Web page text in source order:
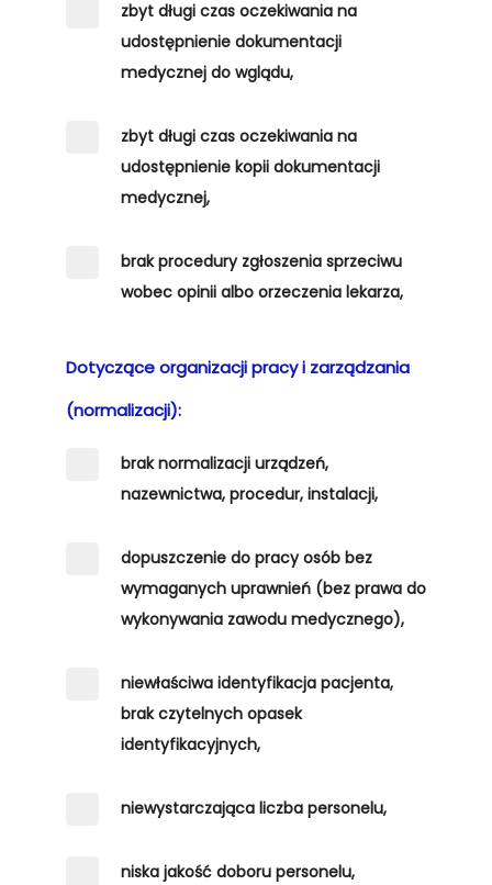
zbyt długi czas oczekiwania na
udostępnienie dokumentacji
medycznej do wglądu,
zbyt długi czas oczekiwania na
udostępnienie kopii dokumentacji
medycznej,
brak procedury zgłoszenia sprzeciwu
wobec opinii albo orzeczenia lekarza,
Dotyczące organizacji pracy i zarządzania
(normalizacji):
brak normalizacji urządzeń,
nazewnictwa, procedur, instalacji,
dopuszczenie do pracy osób bez
wymaganych uprawnień (bez prawa do
wykonywania zawodu medycznego),
niewłaściwa identyfikacja pacjenta,
brak czytelnych opasek
identyfikacyjnych,
niewystarczająca liczba personelu,
niska jakość doboru personelu,